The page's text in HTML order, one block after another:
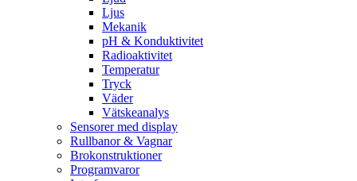
Ljus
Mekanik
pH & Konduktivitet
Radioaktivitet
Temperatur
Tryck
Väder
Vätskeanalys
Sensorer med display
Rullbanor & Vagnar
Brokonstruktioner
Programvaror